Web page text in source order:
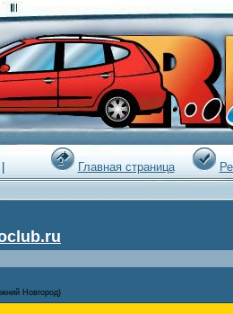
| Главная страница
Новгород)